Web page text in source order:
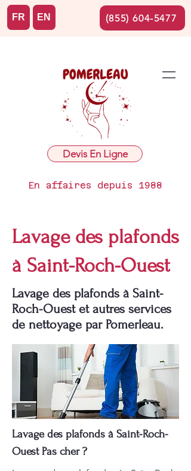
Devis En Ligne
En affaires depuis 1988
FR EN (855) 604-5477
Lavage des plafonds
à Saint-Roch-Ouest
Lavage des plafonds à Saint-
Roch-Ouest et autres services
de nettoyage par Pomerleau.
Lavage des plafonds à Saint-Roch-
Ouest Pas cher ?